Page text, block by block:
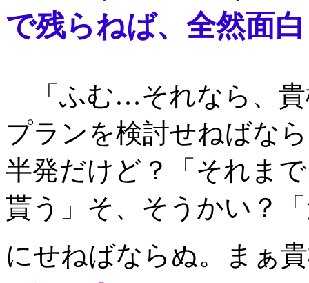
で残らねば、全然面
「ふむ…それなら、貴
プランを検討せねばな
半発だけど？「それま
貰う」そ、そうかい？
にせねばならぬ。まぁ